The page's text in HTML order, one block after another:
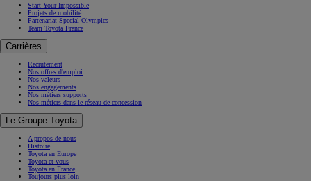
Start Your Impossible
Projets de mobilité
Partenariat Special Olympics
Team Toyota France
Carrières
Recrutement
Nos offres d'emploi
Nos valeurs
Nos engagements
Nos métiers supports
Nos métiers dans le réseau de concession
Le Groupe Toyota
A propos de nous
Histoire
Toyota en Europe
Toyota et vous
Toyota en France
Toujours plus loin